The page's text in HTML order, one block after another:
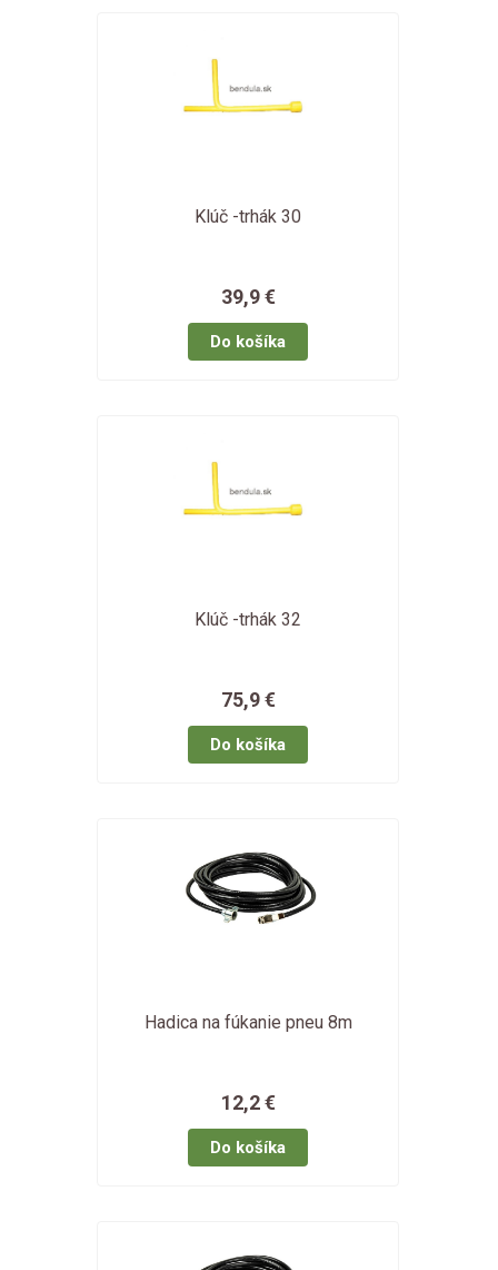
Klúč -trhák 30
39,9 €
Klúč -trhák 32
75,9 €
Hadica na fúkanie pneu 8m
12,2 €